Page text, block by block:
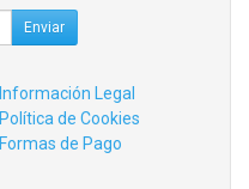
Enviar
Información Legal
Política de Cookies
Formas de Pago